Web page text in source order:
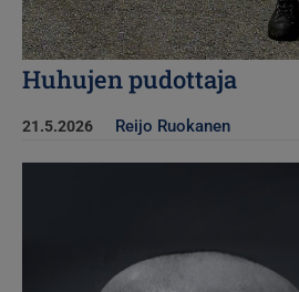
Huhujen pudottaja
21.5.2026 Reijo Ruokanen